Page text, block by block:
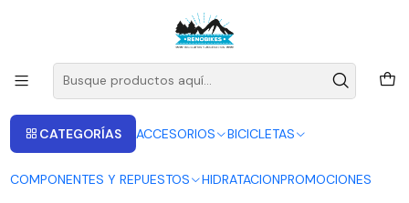
CATEGORÍAS ACCESORIOS BICICLETAS
COMPONENTES Y REPUESTOS HIDRATACIONPROMOCIONES
ENVIOS A LAS RECIONES V - IV - RM DESDE 2.990
|
RAYO INOXIDABLE CN SPOKE 2.0